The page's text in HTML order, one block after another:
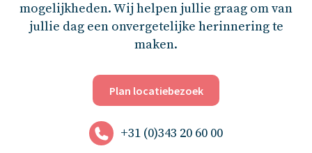
mogelijkheden. Wij helpen jullie graag om van
jullie dag een onvergetelijke herinnering te
maken.
Plan locatiebezoek
+31 (0)343 20 60 00